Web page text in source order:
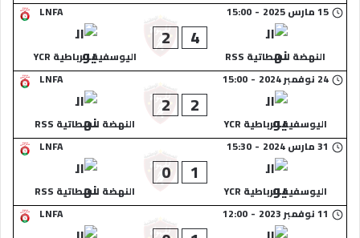
LNFA 15 مارس 2025 -
15:00
النهضة السطاتية RSS
4
2
اليوسفية الرباطية YCR
LNFA
24 نوفمبر 2024 -
15:00
اليوسفية الرباطية YCR
2
2
النهضة السطاتية RSS
LNFA
31 مارس 2024 -
15:30
اليوسفية الرباطية YCR
1
0
النهضة السطاتية RSS
LNFA
11 نوفمبر 2023 -
12:00